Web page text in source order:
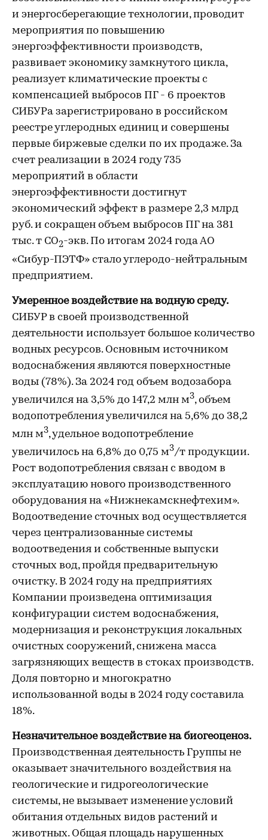
и энергосберегающие технологии, проводит
мероприятия по повышению
энергоэффективности производств,
развивает экономику замкнутого цикла,
реализует климатические проекты с
компенсацией выбросов ПГ - 6 проектов
СИБУРа зарегистрировано в российском
реестре углеродных единиц и совершены
первые биржевые сделки по их продаже. За
счет реализации в 2024 году 735
мероприятий в области
энергоэффективности достигнут
экономический эффект в размере 2,3 млрд
руб. и сокращен объем выбросов ПГ на 381
тыс. т СО2-экв. По итогам 2024 года АО
«Сибур-ПЭТФ» стало углеродо-нейтральным
предприятием.
Умеренное воздействие на водную среду.
СИБУР в своей производственной
деятельности использует большое количество
водных ресурсов. Основным источником
водоснабжения являются поверхностные
воды (78%). За 2024 год объем водозабора
увеличился на 3,5% до 147,2 млн м3, объем
водопотребления увеличился на 5,6% до 38,2
млн м3, удельное водопотребление
увеличилось на 6,8% до 0,75 м3/т продукции.
Рост водопотребления связан с вводом в
эксплуатацию нового производственного
оборудования на «Нижнекамскнефтехим».
Водоотведение сточных вод осуществляется
через централизованные системы
водоотведения и собственные выпуски
сточных вод, пройдя предварительную
очистку. В 2024 году на предприятиях
Компании произведена оптимизация
конфигурации систем водоснабжения,
модернизация и реконструкция локальных
очистных сооружений, снижена масса
загрязняющих веществ в стоках производств.
Доля повторно и многократно
использованной воды в 2024 году составила
18%.
Незначительное воздействие на биогеоценоз.
Производственная деятельность Группы не
оказывает значительного воздействия на
геологические и гидрогеологические
системы, не вызывает изменение условий
обитания отдельных видов растений и
животных. Общая площадь нарушенных